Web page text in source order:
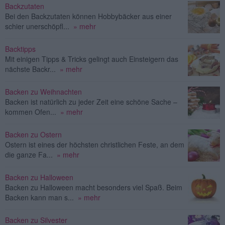
Backzutaten
Bei den Backzutaten können Hobbybäcker aus einer
schier unerschöpfl...
» mehr
Backtipps
Mit einigen Tipps & Tricks gelingt auch Einsteigern das
nächste Backr...
» mehr
Backen zu Weihnachten
Backen ist natürlich zu jeder Zeit eine schöne Sache –
kommen Ofen...
» mehr
Backen zu Ostern
Ostern ist eines der höchsten christlichen Feste, an dem
die ganze Fa...
» mehr
Backen zu Halloween
Backen zu Halloween macht besonders viel Spaß. Beim
Backen kann man s...
» mehr
Backen zu Silvester